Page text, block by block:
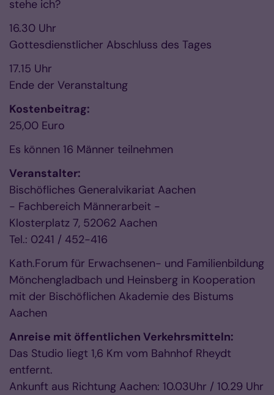
stehe ich?
16.30 Uhr
Gottesdienstlicher Abschluss des Tages
17.15 Uhr
Ende der Veranstaltung
Kostenbeitrag:
25,00 Euro
Es können 16 Männer teilnehmen
Veranstalter:
Bischöfliches Generalvikariat Aachen
- Fachbereich Männerarbeit -
Klosterplatz 7, 52062 Aachen
Tel.: 0241 / 452-416
Kath.Forum für Erwachsenen- und Familienbildung
Mönchengladbach und Heinsberg in Kooperation
mit der Bischöflichen Akademie des Bistums
Aachen
Anreise mit öffentlichen Verkehrsmitteln:
Das Studio liegt 1,6 Km vom Bahnhof Rheydt
entfernt.
Ankunft aus Richtung Aachen: 10.03Uhr / 10.29 Uhr